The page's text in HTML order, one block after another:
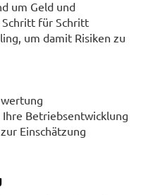
um Geld und
Schritt für Schritt
um damit Risiken zu
Betriebsentwicklung
Einschätzung